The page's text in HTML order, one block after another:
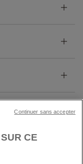
CE
Continuer sans accepter